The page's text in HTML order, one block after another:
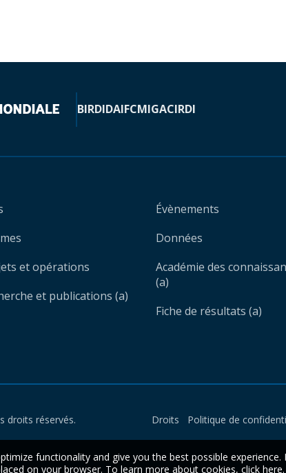
BIRDIDAIFCMIGACIRDI
et opérations
et publications (a)
Évènements
Données
Académie des
(a)
Fiche de résultats (a)
droits réservés. Droits Politique de
functionality and give you the best possible
on your browser. To learn more about cookies, click here.